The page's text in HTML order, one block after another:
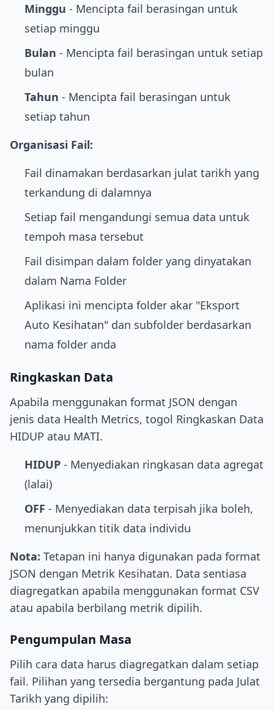
Minggu - Mencipta fail berasingan untuk
setiap minggu
Bulan - Mencipta fail berasingan untuk setiap
bulan
Tahun - Mencipta fail berasingan untuk
setiap tahun
Organisasi Fail:
Fail dinamakan berdasarkan julat tarikh yang
terkandung di dalamnya
Setiap fail mengandungi semua data untuk
tempoh masa tersebut
Fail disimpan dalam folder yang dinyatakan
dalam Nama Folder
Aplikasi ini mencipta folder akar "Eksport
Auto Kesihatan" dan subfolder berdasarkan
nama folder anda
Ringkaskan Data
Apabila menggunakan format JSON dengan
jenis data Health Metrics, togol Ringkaskan Data
HIDUP atau MATI.
HIDUP - Menyediakan ringkasan data agregat
(lalai)
OFF - Menyediakan data terpisah jika boleh,
menunjukkan titik data individu
Nota: Tetapan ini hanya digunakan pada format
JSON dengan Metrik Kesihatan. Data sentiasa
diagregatkan apabila menggunakan format CSV
atau apabila berbilang metrik dipilih.
Pengumpulan Masa
Pilih cara data harus diagregatkan dalam setiap
fail. Pilihan yang tersedia bergantung pada Julat
Tarikh yang dipilih: